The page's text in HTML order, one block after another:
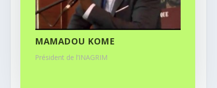
MAMADOU KOME
Président de l’INAGRIM